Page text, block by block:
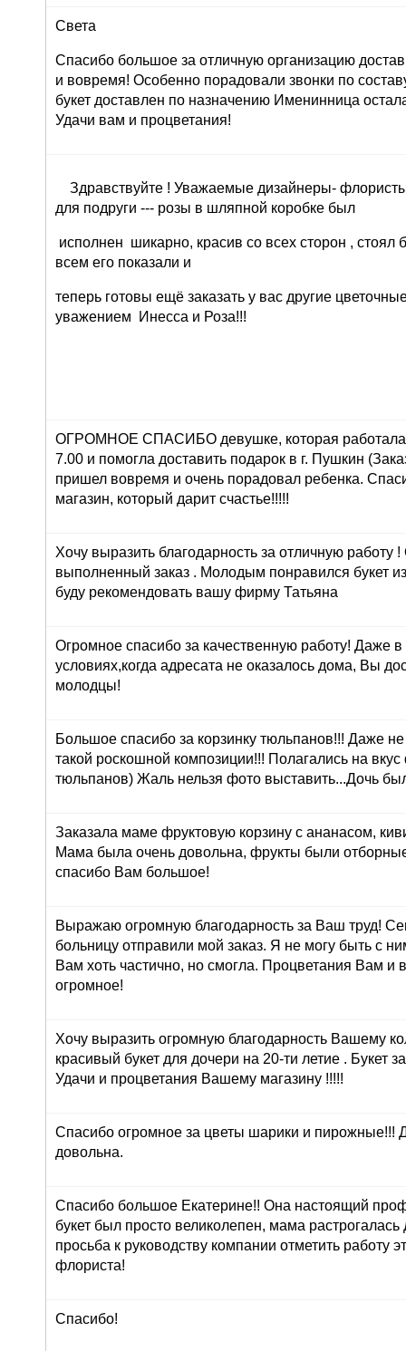
Света
Спасибо большое за отличную организацию
и вовремя! Особенно порадовали звонки по
букет доставлен по назначению Именинница
Удачи вам и процветания!
Здравствуйте ! Уважаемые дизайнеры-
для подруги --- розы в шляпной коробке был
исполнен шикарно, красив со всех сторон ,
всем его показали и
теперь готовы ещё заказать у вас другие
уважением Инесса и Роза!!!
ОГРОМНОЕ СПАСИБО девушке, которая работала
7.00 и помогла доставить подарок в г. Пушкин
пришел вовремя и очень порадовал ребенка.
магазин, который дарит счастье!!!!!
Хочу выразить благодарность за отличную работу
выполненный заказ . Молодым понравился букет
буду рекомендовать вашу фирму Татьяна
Огромное спасибо за качественную работу! Даже в
условиях,когда адресата не оказалось дома, Вы
молодцы!
Большое спасибо за корзинку тюльпанов!!! Даже
такой роскошной композиции!!! Полагались на
тюльпанов) Жаль нельзя фото выставить...Дочь
Заказала маме фруктовую корзину с ананасом,
Мама была очень довольна, фрукты были
спасибо Вам большое!
Выражаю огромную благодарность за Ваш труд!
больницу отправили мой заказ. Я не могу быть с
Вам хоть частично, но смогла. Процветания Вам и
огромное!
Хочу выразить огромную благодарность Вашему
красивый букет для дочери на 20-ти летие . Букет
Удачи и процветания Вашему магазину !!!!!
Спасибо огромное за цветы шарики и пирожные!!!
довольна.
Спасибо большое Екатерине!! Она настоящий
букет был просто великолепен, мама
просьба к руководству компании отметить работу
флориста!
Спасибо!